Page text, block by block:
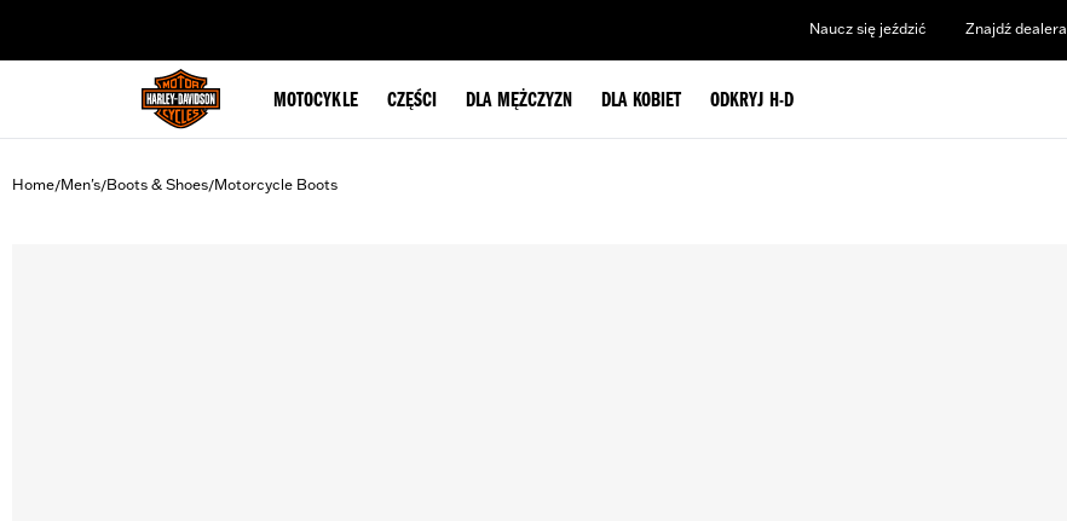
Naucz się jeździć Znajdź dealera
MOTOCYKLE CZĘŚCI DLA MĘŻCZYZN DLA KOBIET ODKRYJ H-D
Home/Men's/Boots & Shoes/Motorcycle Boots